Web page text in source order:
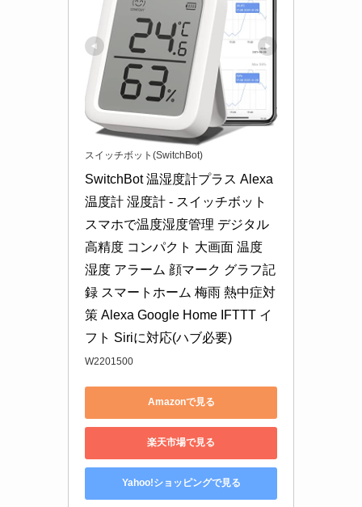
スイッチボット(SwitchBot)
SwitchBot 温湿度計プラス Alexa
温度計 湿度計 - スイッチボット
スマホで温度湿度管理 デジタル
高精度 コンパクト 大画面 温度
湿度 アラーム 顔マーク グラフ記
録 スマートホーム 梅雨 熱中症対
策 Alexa Google Home IFTTT イ
フト Siriに対応(ハブ必要)
W2201500
Amazonで見る
楽天市場で見る
Yahoo!ショッピングで見る